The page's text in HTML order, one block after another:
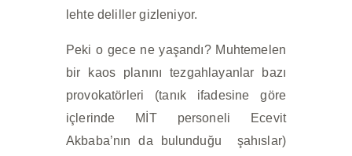
lehte deliller gizleniyor.
Peki o gece ne yaşandı? Muhtemelen
bir kaos planını tezgahlayanlar bazı
provokatörleri (tanık ifadesine göre
içlerinde MİT personeli Ecevit
Akbaba’nın da bulunduğu şahıslar)